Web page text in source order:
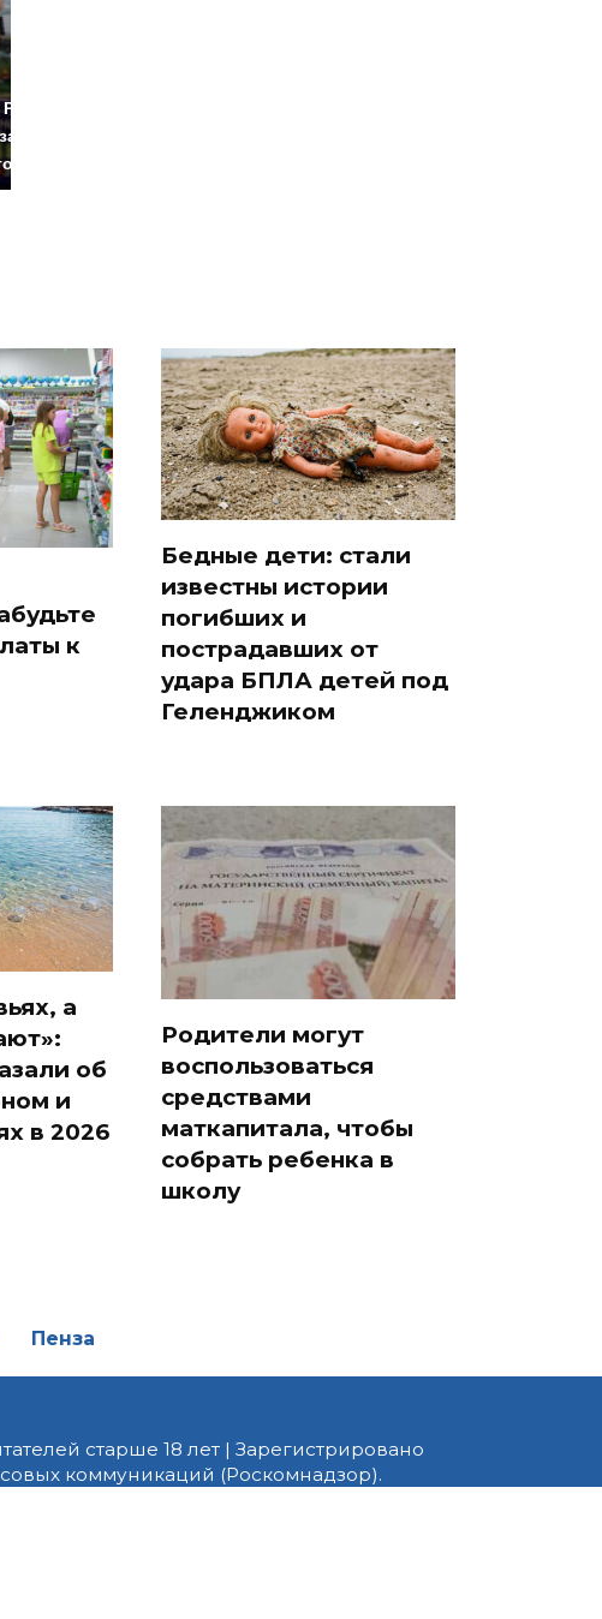
этого
купить?
к
Бедные дети: стали
известны истории
погибших и
пострадавших от
удара БПЛА детей под
Геленджиком
а
об
и
в 2026
Родители могут
воспользоваться
средствами
маткапитала, чтобы
собрать ребенка в
школу
Пенза
старше 18 лет | Зарегистрировано
коммуникаций (Роскомнадзор).